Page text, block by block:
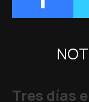
Tres días